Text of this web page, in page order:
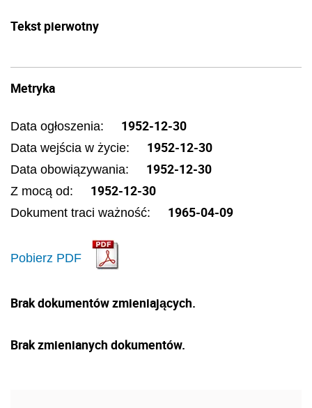
Tekst pierwotny
Metryka
Data ogłoszenia: 1952-12-30
Data wejścia w życie: 1952-12-30
Data obowiązywania: 1952-12-30
Z mocą od: 1952-12-30
Dokument traci ważność: 1965-04-09
Pobierz PDF
Brak dokumentów zmieniających.
Brak zmienianych dokumentów.